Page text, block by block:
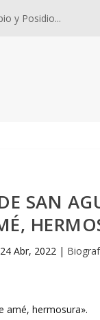
y Posidio...
SAN
24 Abr, 2022|